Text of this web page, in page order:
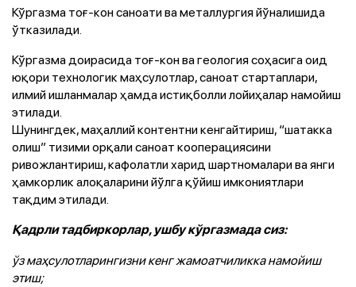
Кўргазма тоғ-кон саноати ва металлургия йўналишида
ўтказилади.
Кўргазма доирасида тоғ-кон ва геология соҳасига оид
юқори технологик маҳсулотлар, саноат стартаплари,
илмий ишланмалар ҳамда истиқболли лойиҳалар намойиш
этилади.
Шунингдек, маҳаллий контентни кенгайтириш, “шатакка
олиш” тизими орқали саноат кооперациясини
ривожлантириш, кафолатли харид шартномалари ва янги
ҳамкорлик алоқаларини йўлга қўйиш имкониятлари
тақдим этилади.
Қадрли тадбиркорлар, ушбу кўргазмада сиз:
ўз маҳсулотларингизни кенг жамоатчиликка намойиш
этиш;